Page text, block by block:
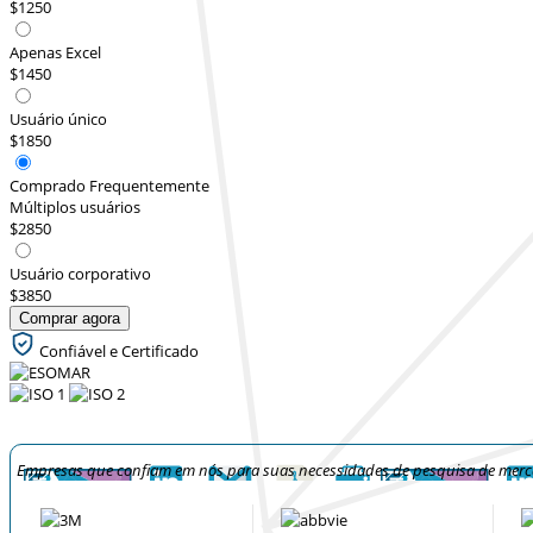
$1250
Apenas Excel
$1450
Usuário único
$1850
Comprado Frequentemente
Múltiplos usuários
$2850
Usuário corporativo
$3850
Comprar agora
Confiável e Certificado
Empresas que confiam em nós para suas necessidades de pesquisa de